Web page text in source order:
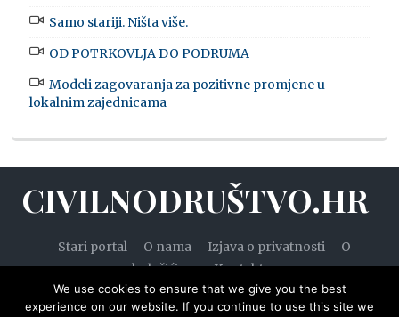
Samo stariji. Ništa više.
OD POTRKOVLJA DO PODRUMA
Modeli zagovaranja za pozitivne promjene u
lokalnim zajednicama
CIVILNODRUŠTVO.HR
Stari portal O nama Izjava o privatnosti
O
kolačićima
Kontakt
We use cookies to ensure that we give you the best
experience on our website. If you continue to use this site we